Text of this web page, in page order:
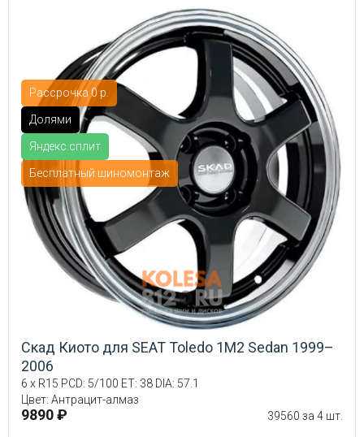
Рассрочка 0 р.
Долями
Яндекс.сплит
Бесплатный шиномонтаж
Скад Киото для SEAT Toledo 1M2 Sedan 1999–
2006
6 x R15 PCD: 5/100 ET: 38 DIA: 57.1
Цвет: Антрацит-алмаз
9890 ₽ 39560 за 4 шт.